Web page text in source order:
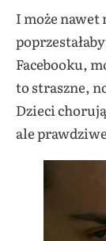
I może nawet
Facebooku,
to straszne,
Dzieci
ale